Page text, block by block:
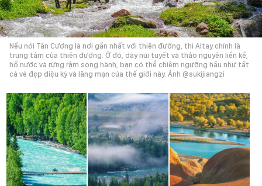
Nếu nói Tân Cương là nơi gần nhất với thiên đường, thì Altay chính là
trung tâm của thiên đường. Ở đó, dãy núi tuyết và thảo nguyên liền kề,
hồ nước và rừng rậm song hành, bạn có thể chiêm ngưỡng hầu như tất
cả vẻ đẹp diệu kỳ và lãng mạn của thế giới này. Ảnh @sukijiangzi